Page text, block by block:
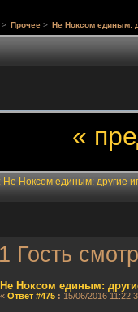
> Прочее > Не Ноксом единым:
«
Не Ноксом единым: другие
Гость
Не Ноксом единым:
« Ответ #475: 15/06/2016